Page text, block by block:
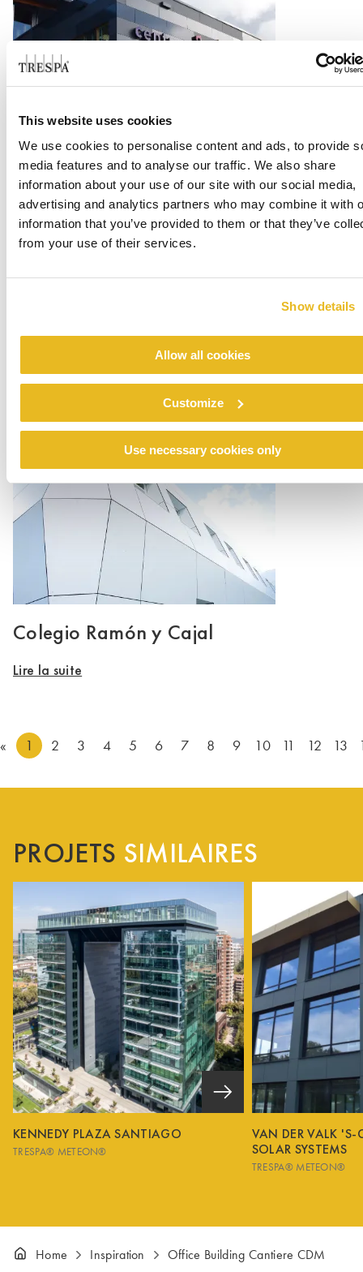
This website uses cookies
We use cookies to personalise content and ads, to provide
media features and to analyse our traffic. We also share
information about your use of our site with our social media,
advertising and analytics partners who may combine it with
information that you’ve provided to them or that they’ve
from your use of their services.
Show details
Allow all cookies
Customize
Use necessary cookies only
Office Centrada
Lire la suite
Renovation emergency shelter Stein
Lire la suite
Colegio Ramón y Cajal
Lire la suite
« 1 2 3 4 5 6 7 8 9 10 11 12 13
PROJETS SIMILAIRES
KENNEDY PLAZA SANTIAGO
TRESPA® METEON®
VAN DER VALK 'S-
SOLAR SYSTEMS
TRESPA® METEON®
Home Inspiration Office Building Cantiere CDM